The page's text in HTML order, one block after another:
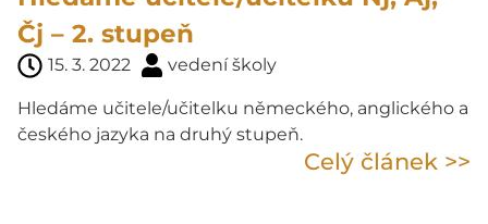
Čj – 2. stupeň
15. 3. 2022 vedení školy
Hledáme učitele/učitelku německého, anglického a
českého jazyka na druhý stupeň.
Celý článek >>